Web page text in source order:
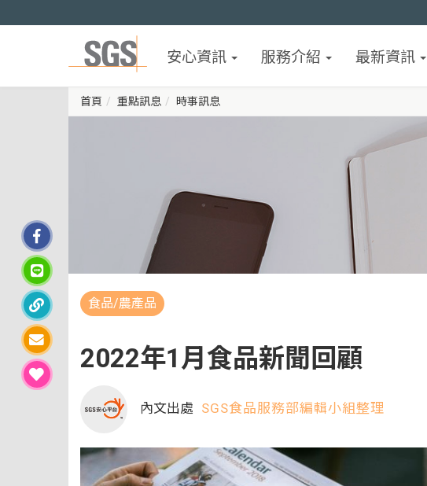
安心資訊 服務介紹 最新資訊
首頁 重點訊息 時事訊息
食品/農產品
2022年1月食品新聞回顧
內文出處 SGS食品服務部編輯小組整理